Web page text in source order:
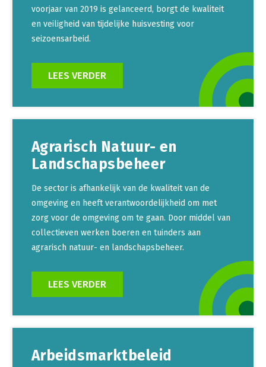
Kalverhouderij
Konijnenhouderij
Paardenhouderij
Schapenhouderij
Varkenshouderij
Vleesveehouderij
Biologische Landbouw
Bollenteelt
Fruitteelt
Paddenstoelen
Vollegrondsgroente
Multifunctioneel
Vrouw en Bedrijf
Onderwerpen
Webinars
Over LTO
LTO Nederland
Mensen
Bestuur en Directie
Medewerkers
Vakgroepbestuurders
Jaarverslag 2023
Vacatures
Pers
Contact
voorjaar van 2019 is gelanceerd, borgt de kwaliteit
en veiligheid van tijdelijke huisvesting voor
seizoensarbeid.
LEES VERDER
Agrarisch Natuur- en
Landschapsbeheer
De sector is afhankelijk van de kwaliteit van de
omgeving en heeft verantwoordelijkheid om met
zorg voor de omgeving om te gaan. Door middel van
collectieven werken boeren en tuinders aan
agrarisch natuur- en landschapsbeheer.
LEES VERDER
Arbeidsmarktbeleid